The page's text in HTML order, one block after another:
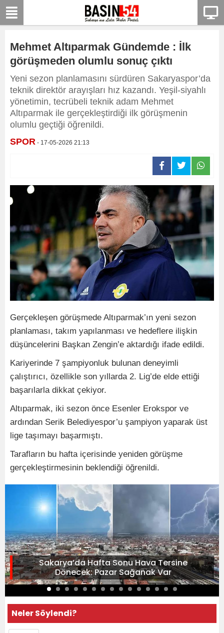
Mehmet Altıparmak Gündemde : İlk
görüşmeden olumlu sonuç çıktı
Yeni sezon planlamasını sürdüren Sakaryaspor’da
teknik direktör arayışları hız kazandı. Yeşil-siyahlı
yönetimin, tecrübeli teknik adam Mehmet
Altıparmak ile gerçekleştirdiği ilk görüşmenin
olumlu geçtiği öğrenildi.
SPOR - 17-05-2026 21:13
Gerçekleşen görüşmede Altıparmak’ın yeni sezon
planlaması, takım yapılanması ve hedeflere ilişkin
düşüncelerini Başkan Zengin’e aktardığı ifade edildi.
Kariyerinde 7 şampiyonluk bulunan deneyimli
çalıştırıcı, özellikle son yıllarda 2. Lig’de elde ettiği
başarılarla dikkat çekiyor.
Altıparmak, iki sezon önce Esenler Erokspor ve
ardından Serik Belediyespor’u şampiyon yaparak üst
lige taşımayı başarmıştı.
Tarafların bu hafta içerisinde yeniden görüşme
gerçekleştirmesinin beklendiği öğrenildi.
Sakarya’da Hafta Sonu Hava Tersine
Dönecek: Pazar Sağanak Var
Neler Söylendi?